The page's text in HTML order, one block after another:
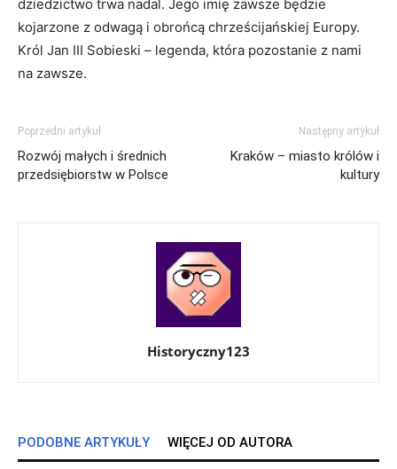
dziedzictwo trwa nadal. ⁣Jego ‌imię zawsze będzie
kojarzone z odwagą⁢ i obrońcą⁣ chrześcijańskiej Europy.
Król Jan III ​Sobieski – legenda, która ‌pozostanie z nami
na zawsze.
Poprzedni artykuł
Rozwój małych i średnich
przedsiębiorstw w Polsce
Następny artykuł
Kraków – miasto królów i
kultury
Historyczny123
PODOBNE ARTYKUŁY WIĘCEJ OD AUTORA